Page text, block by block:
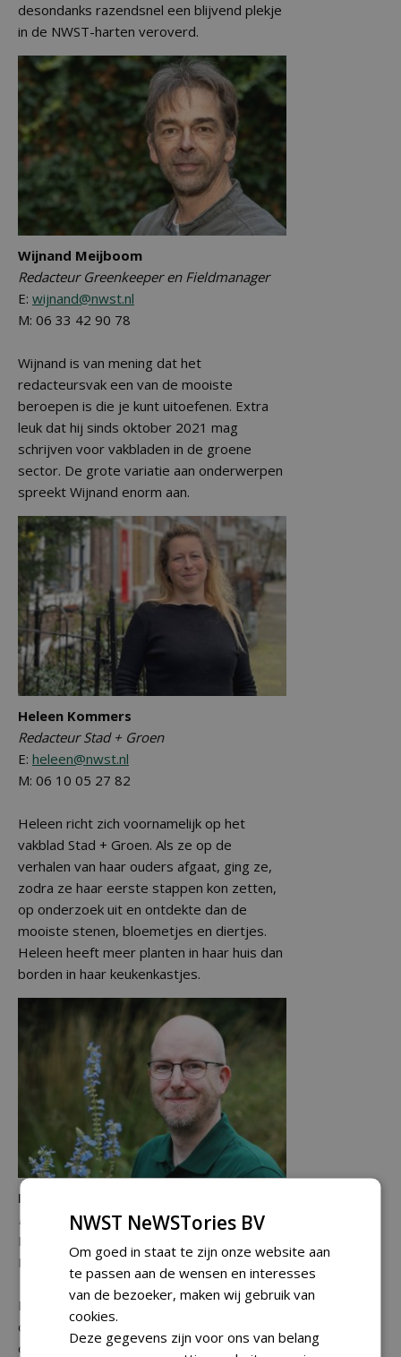
desondanks razendsnel een blijvend plekje
in de NWST-harten veroverd.
Wijnand Meijboom
Redacteur Greenkeeper en Fieldmanager
E: wijnand@nwst.nl
M: 06 33 42 90 78
Wijnand is van mening dat het
redacteursvak een van de mooiste
beroepen is die je kunt uitoefenen. Extra
leuk dat hij sinds oktober 2021 mag
schrijven voor vakbladen in de groene
sector. De grote variatie aan onderwerpen
spreekt Wijnand enorm aan.
Heleen Kommers
Redacteur Stad + Groen
E: heleen@nwst.nl
M: 06 10 05 27 82
Heleen richt zich voornamelijk op het
vakblad Stad + Groen. Als ze op de
verhalen van haar ouders afgaat, ging ze,
zodra ze haar eerste stappen kon zetten,
op onderzoek uit en ontdekte dan de
mooiste stenen, bloemetjes en diertjes.
Heleen heeft meer planten in haar huis dan
borden in haar keukenkastjes.
Frank van de Ven
Redacteur De Hovenier
E:
M: 06 53 28 61 77
Frank studeerde in 2007 af als journalist in
de richting tijdschrift. Na een aantal
omzwervingen - en een flirt met marketing
NWST NeWSTories BV
Om goed in staat te zijn onze website aan
te passen aan de wensen en interesses
van de bezoeker, maken wij gebruik van
cookies.
Deze gegevens zijn voor ons van belang